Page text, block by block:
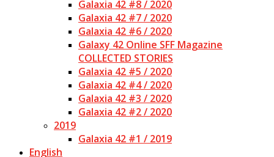
Galaxia 42 #8 / 2020
Galaxia 42 #7 / 2020
Galaxia 42 #6 / 2020
Galaxy 42 Online SFF Magazine
COLLECTED STORIES
Galaxia 42 #5 / 2020
Galaxia 42 #4 / 2020
Galaxia 42 #3 / 2020
Galaxia 42 #2 / 2020
2019
Galaxia 42 #1 / 2019
English